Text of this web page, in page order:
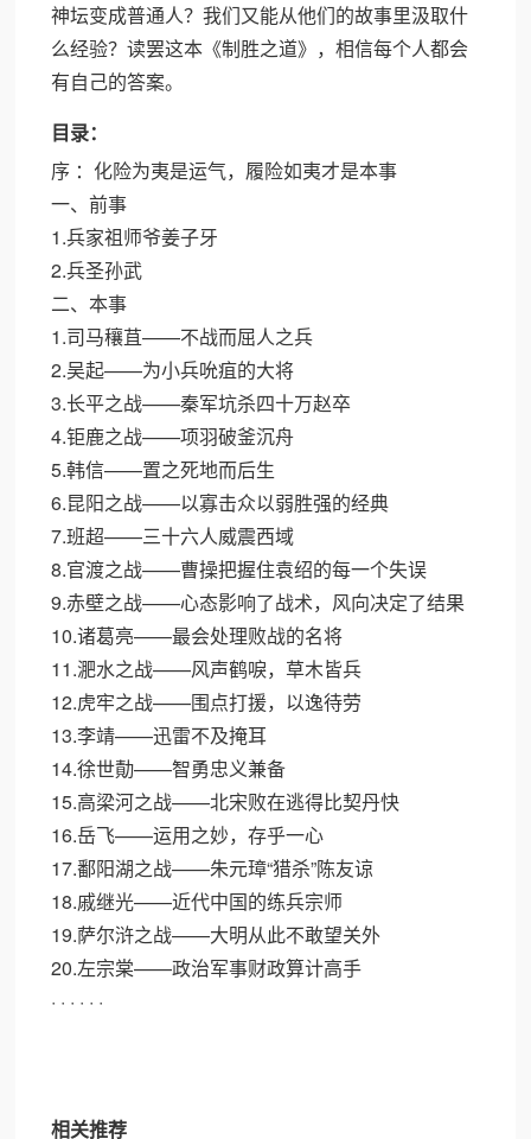
神坛变成普通人？我们又能从他们的故事里汲取什
么经验？读罢这本《制胜之道》，相信每个人都会
有自己的答案。
目录：
序 ：化险为夷是运气，履险如夷才是本事
一、前事
1.兵家祖师爷姜子牙
2.兵圣孙武
二、本事
1.司马穰苴——不战而屈人之兵
2.吴起——为小兵吮疽的大将
3.长平之战——秦军坑杀四十万赵卒
4.钜鹿之战——项羽破釜沉舟
5.韩信——置之死地而后生
6.昆阳之战——以寡击众以弱胜强的经典
7.班超——三十六人威震西域
8.官渡之战——曹操把握住袁绍的每一个失误
9.赤壁之战——心态影响了战术，风向决定了结果
10.诸葛亮——最会处理败战的名将
11.淝水之战——风声鹤唳，草木皆兵
12.虎牢之战——围点打援，以逸待劳
13.李靖——迅雷不及掩耳
14.徐世勣——智勇忠义兼备
15.高梁河之战——北宋败在逃得比契丹快
16.岳飞——运用之妙，存乎一心
17.鄱阳湖之战——朱元璋“猎杀”陈友谅
18.戚继光——近代中国的练兵宗师
19.萨尔浒之战——大明从此不敢望关外
20.左宗棠——政治军事财政算计高手
· · · · · ·
相关推荐